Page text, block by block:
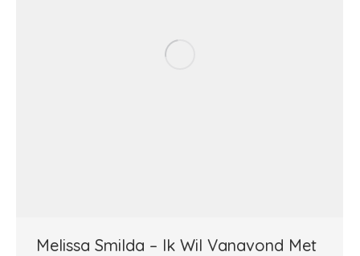
Melissa Smilda – Ik Wil Vanavond Met